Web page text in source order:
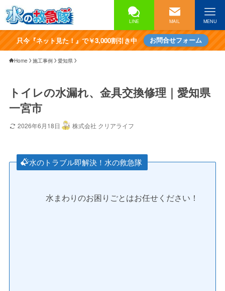
LINE MAIL MENU
只今『ネット見た！』で￥3,000割引き中 お問合せフォーム
Home 施工事例 愛知県
トイレの水漏れ、金具交換修理｜愛知県
一宮市
2026年6月18日 株式会社 クリアライフ
水のトラブル即解決！水の救急隊
水まわりのお困りごとはお任せください！